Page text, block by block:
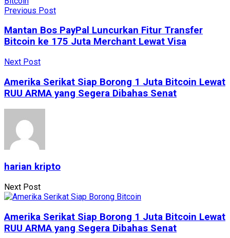
Previous Post
Mantan Bos PayPal Luncurkan Fitur Transfer
Bitcoin ke 175 Juta Merchant Lewat Visa
Next Post
Amerika Serikat Siap Borong 1 Juta Bitcoin Lewat
RUU ARMA yang Segera Dibahas Senat
harian kripto
Next Post
Amerika Serikat Siap Borong 1 Juta Bitcoin Lewat
RUU ARMA yang Segera Dibahas Senat